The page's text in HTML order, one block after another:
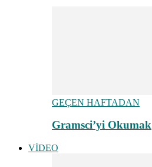
GEÇEN HAFTADAN
Gramsci’yi Okumak
VİDEO